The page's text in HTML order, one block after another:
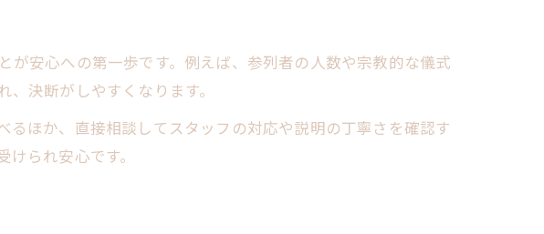
安心への第一歩です。例えば、参列者の人数や宗教的な儀式
決断がしやすくなります。
ほか、直接相談してスタッフの対応や説明の丁寧さを確認す
られ安心です。